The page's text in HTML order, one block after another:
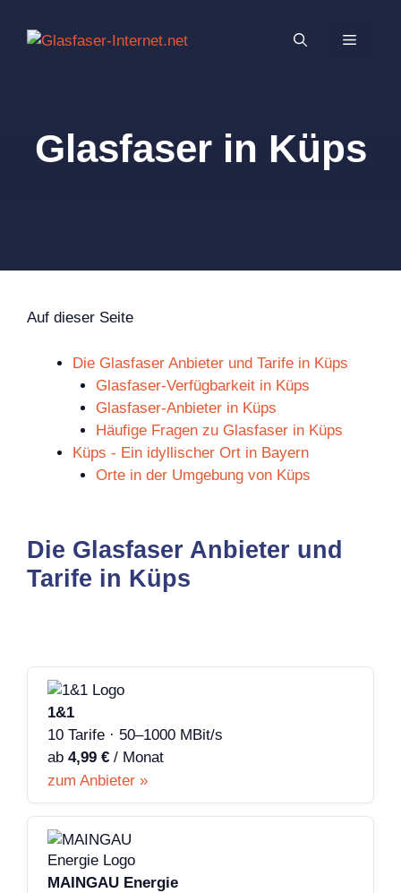
Inhalt
MENÜ
Glasfaser in Küps
Auf dieser Seite
Die Glasfaser Anbieter und Tarife in Küps
Glasfaser-Verfügbarkeit in Küps
Glasfaser-Anbieter in Küps
Häufige Fragen zu Glasfaser in Küps
Küps - Ein idyllischer Ort in Bayern
Orte in der Umgebung von Küps
Die Glasfaser Anbieter und
Tarife in Küps
1&1
10 Tarife · 50–1000 MBit/s
ab 4,99 € / Monat
zum Anbieter »
MAINGAU Energie